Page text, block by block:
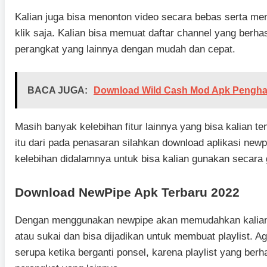
Kalian juga bisa menonton video secara bebas serta
klik saja. Kalian bisa memuat daftar channel yang
perangkat yang lainnya dengan mudah dan cepat.
BACA JUGA: Download Wild Cash Mod Apk
Masih banyak kelebihan fitur lainnya yang bisa kalian
itu dari pada penasaran silahkan download aplikasi
kelebihan didalamnya untuk bisa kalian gunakan secara
Download NewPipe Apk Terbaru 2022
Dengan menggunakan newpipe akan memudahkan
atau sukai dan bisa dijadikan untuk membuat playlist.
serupa ketika berganti ponsel, karena playlist yang